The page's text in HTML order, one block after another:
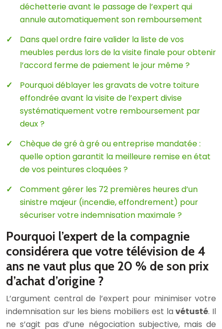
déchetterie avant le passage de l’expert qui
annule automatiquement son remboursement
Dans quel ordre faire valider la liste de vos
meubles perdus lors de la visite finale pour obtenir
l’accord ferme de paiement le jour même ?
Pourquoi déblayer les gravats de votre toiture
effondrée avant la visite de l’expert divise
systématiquement votre remboursement par
deux ?
Chèque de gré à gré ou entreprise mandatée :
quelle option garantit la meilleure remise en état
de vos peintures cloquées ?
Comment gérer les 72 premières heures d’un
sinistre majeur (incendie, effondrement) pour
sécuriser votre indemnisation maximale ?
Pourquoi l’expert de la compagnie
considérera que votre télévision de 4
ans ne vaut plus que 20 % de son prix
d’achat d’origine ?
L’argument central de l’expert pour minimiser votre
indemnisation sur les biens mobiliers est lavétusté. Il
ne s’agit pas d’une négociation subjective, mais de